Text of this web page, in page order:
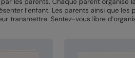
l’enfant. Les parents ainsi que
transmettre. Sentez-vous libre